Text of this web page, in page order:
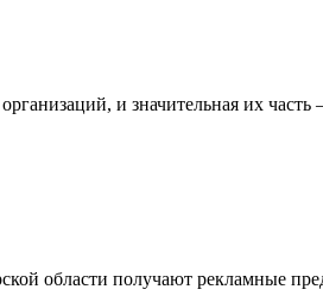
и значительная их часть
области получают рекламные